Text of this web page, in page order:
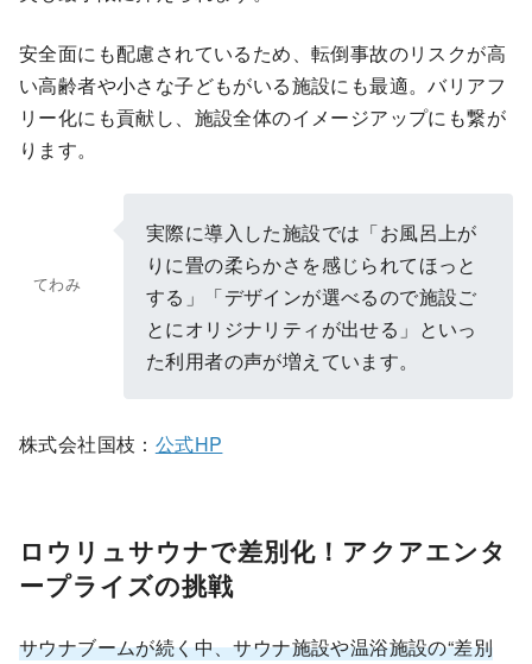
安全面にも配慮されているため、転倒事故のリスクが高
い高齢者や小さな子どもがいる施設にも最適。バリアフ
リー化にも貢献し、施設全体のイメージアップにも繋が
ります。
てわみ
実際に導入した施設では「お風呂上が
りに畳の柔らかさを感じられてほっと
する」「デザインが選べるので施設ご
とにオリジナリティが出せる」といっ
た利用者の声が増えています。
株式会社国枝： 公式HP
ロウリュサウナで差別化！アクアエンタ
ープライズの挑戦
サウナブームが続く中、サウナ施設や温浴施設の“差別